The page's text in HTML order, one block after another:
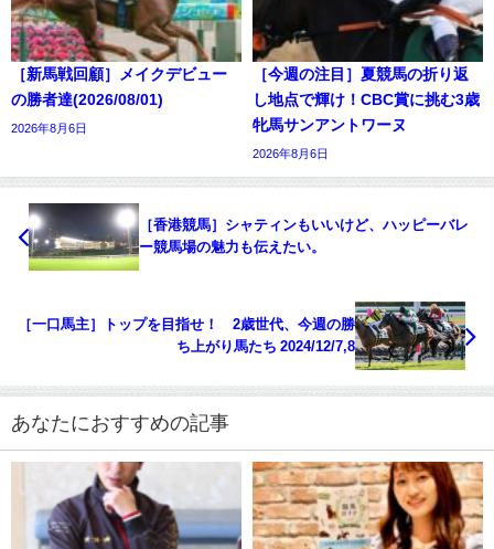
［新馬戦回顧］メイクデビュー
の勝者達(2026/08/01)
2026年8月6日
［今週の注目］夏競馬の折り返
し地点で輝け！CBC賞に挑む3歳
牝馬サンアントワーヌ
2026年8月6日
［香港競馬］シャティンもいいけど、ハッピーバレ
ー競馬場の魅力も伝えたい。
［一口馬主］トップを目指せ！ 2歳世代、今週の勝
ち上がり馬たち 2024/12/7,8
あなたにおすすめの記事